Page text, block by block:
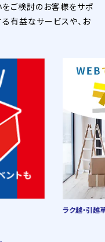
をご検討のお客様をサポ
有益なサービスや、お
ラク越・引越